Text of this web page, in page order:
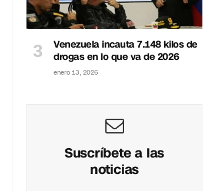
Venezuela incauta 7.148 kilos de
drogas en lo que va de 2026
enero 13, 2026
Suscríbete a las
noticias